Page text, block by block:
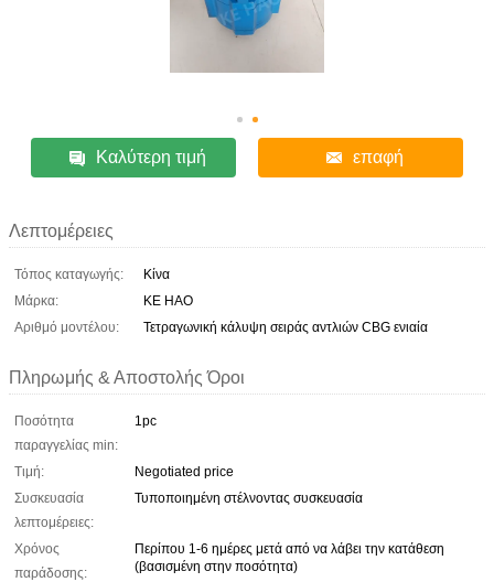
Καλύτερη τιμή επαφή
Λεπτομέρειες
Τόπος καταγωγής:
Κίνα
Μάρκα:
KE HAO
Αριθμό μοντέλου:
Τετραγωνική κάλυψη σειράς αντλιών CBG ενιαία
Πληρωμής & Αποστολής Όροι
Ποσότητα
παραγγελίας min:
1pc
Τιμή:
Negotiated price
Συσκευασία
λεπτομέρειες:
Τυποποιημένη στέλνοντας συσκευασία
Χρόνος
παράδοσης:
Περίπου 1-6 ημέρες μετά από να λάβει την κατάθεση
(βασισμένη στην ποσότητα)